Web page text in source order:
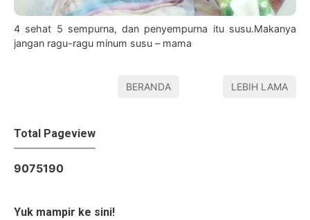
4 sehat 5 sempurna, dan penyempurna itu susu.Makanya
jangan ragu-ragu minum susu – mama
BERANDA LEBIH LAMA
Total Pageview
9075190
Yuk mampir ke sini!